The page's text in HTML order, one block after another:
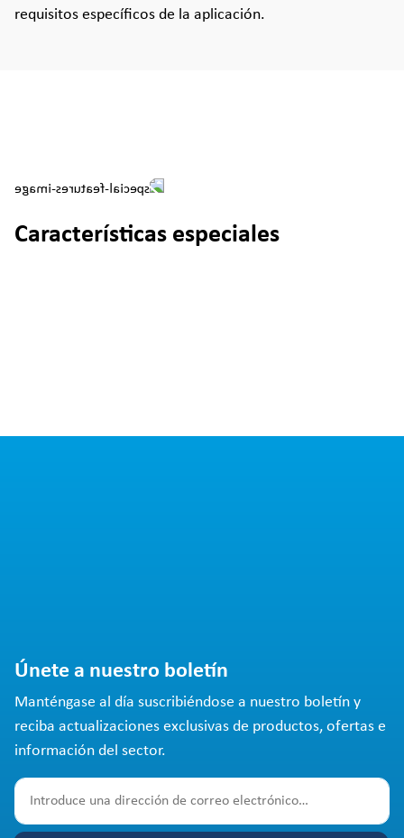
requisitos específicos de la aplicación.
Características especiales
Únete a nuestro boletín
Manténgase al día suscribiéndose a nuestro boletín y
reciba actualizaciones exclusivas de productos, ofertas e
información del sector.